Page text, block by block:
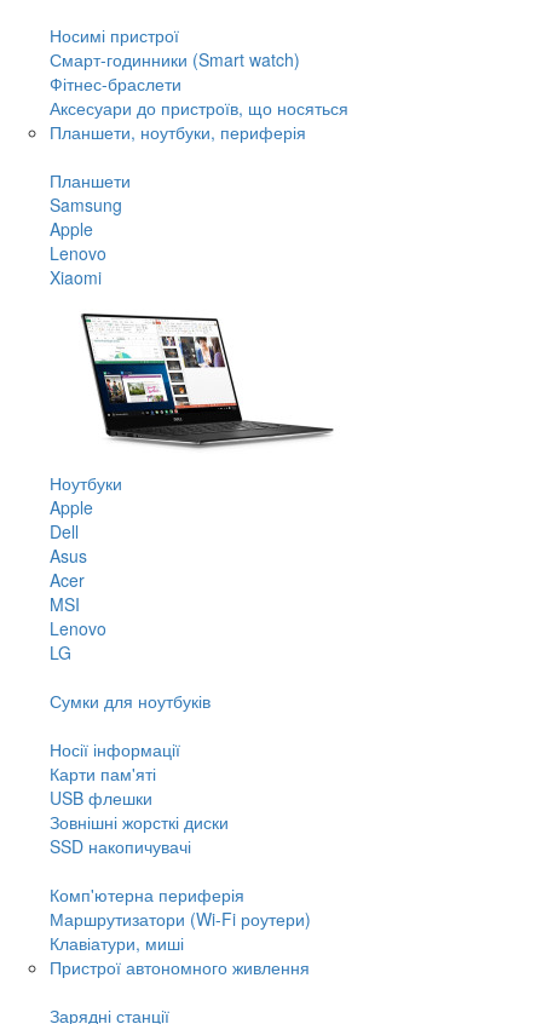
Носимі пристрої
Смарт-годинники (Smart watch)
Фітнес-браслети
Аксесуари до пристроїв, що носяться
Планшети, ноутбуки, периферія
Планшети
Samsung
Apple
Lenovo
Xiaomi
Ноутбуки
Apple
Dell
Asus
Acer
MSI
Lenovo
LG
Сумки для ноутбуків
Носії інформації
Карти пам'яті
USB флешки
Зовнішні жорсткі диски
SSD накопичувачі
Комп'ютерна периферія
Маршрутизатори (Wi-Fi роутери)
Клавіатури, миші
Пристрої автономного живлення
Зарядні станції